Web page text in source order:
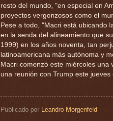
resto del mundo, "en especial en
proyectos vergonzosos como el
Pese a todo, "Macri está ubicando
en la senda del alineamiento que
1999) en los años noventa, tan
latinoamericana más autónoma y
Macri comenzó este miércoles una
una reunión con Trump este jueves
Publicado por Leandro Morgenfeld